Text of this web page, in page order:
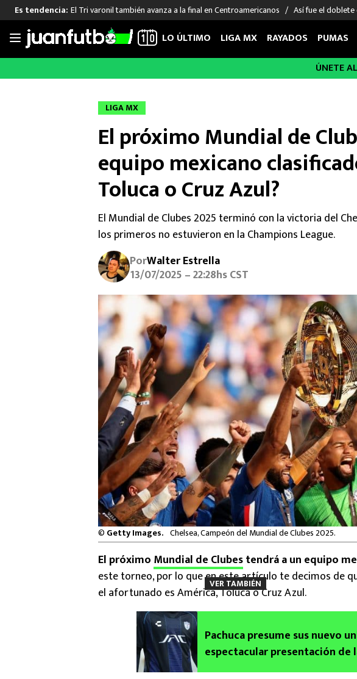
Saltar
Es tendencia: El Tri varonil también avanza a la final en Centroamericanos Así fue el doblete
LIGA MX
Chivas de Guadalajara
Liga MX Femenil
FUT INTERNACIONAL
Las Noticias
Selección Mexicana
Champions League
Europa League
Real Madrid
Barcelona
MEXICANOS EN EL
Memo Ochoa
Chino Huerta
Edson Álvarez
Santiago Giménez
LO ÚLTIMO LIGA MX RAYADOS PUMAS
ÚNETE
LIGA MX
El próximo Mundial de
equipo mexicano
Toluca o Cruz Azul?
El Mundial de Clubes 2025 terminó con la victoria del
los primeros no estuvieron en la Champions League.
PorWalter Estrella
13/07/2025 – 22:28hs CST
© Getty Images. Chelsea, Campeón del Mundial de Clubes 2025.
El próximo Mundial de Clubestendrá a un equipo
este torneo, por lo que en este artículo te decimos de
el afortunado es América, Toluca o Cruz Azul.
VER TAMBIÉN
Pachuca presume sus nuevo
espectacular presentación de
Tuzos